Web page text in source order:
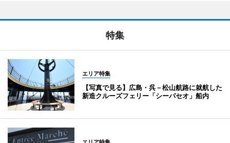
特集
エリア特集
【写真で見る】広島・呉－松山航路に就航した
新造クルーズフェリー「シーパセオ」船内